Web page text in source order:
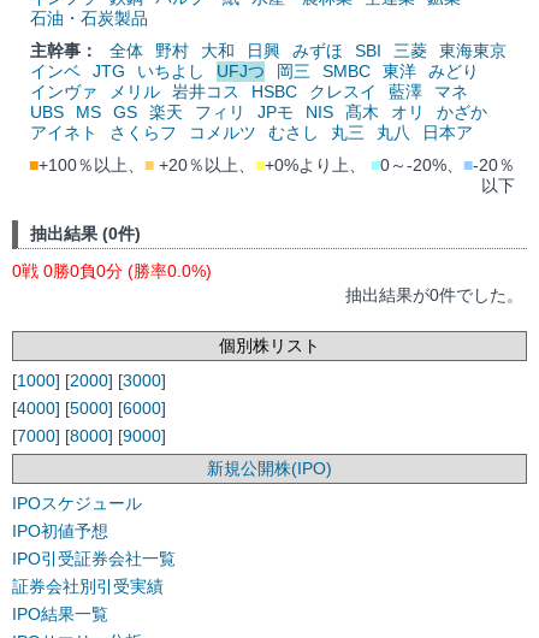
石油・石炭製品
主幹事：
全体 野村 大和 日興 みずほ SBI 三菱
東海東京
インベ
JTG いちよし UFJつ 岡三 SMBC 東洋
みどり
インヴァ
メリル 岩井コス HSBC クレスイ 藍澤
マネ
UBS
MS GS 楽天 フィリ JPモ NIS 髙木 オリ
かざか
アイネト
さくらフ コメルツ むさし 丸三 丸八
日本ア
■+100％以上、 ■ +20％以上、 ■+0%より上、 ■0～-20%、 ■-20％
以下
抽出結果 (0件)
0戦 0勝0負0分 (勝率0.0%)
抽出結果が0件でした。
個別株リスト
[1000] [2000] [3000]
[4000] [5000] [6000]
[7000] [8000] [9000]
新規公開株(IPO)
IPOスケジュール
IPO初値予想
IPO引受証券会社一覧
証券会社別引受実績
IPO結果一覧